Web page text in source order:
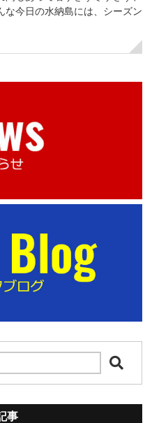
な今日の水納島には、シーズン
事